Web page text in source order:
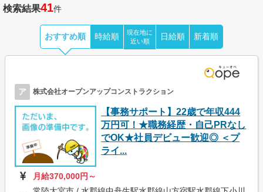
検索結果41件
おすすめ順 時給順
現在地に
近い順
日給順 新着順
ア 株式会社オープンアップコンストラクション
【事務サポート】22歳で年収444
万円可！★職務経歴・自己PRなし
でOK★社員デビュー歓迎◎ ＜プ
ライ...
月給370,000円～